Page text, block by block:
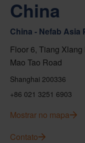
China
China - Nefab Asia
Floor 6, Tiang
Mao Tao Road
Shanghai 200336
+86 021 3251 6903
Mostrar no mapa
Contato